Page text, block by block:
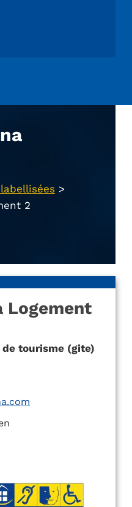
>
2
Logement
de tourisme (gite)